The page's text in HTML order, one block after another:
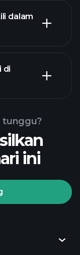
dalam
di
tunggu?
ini